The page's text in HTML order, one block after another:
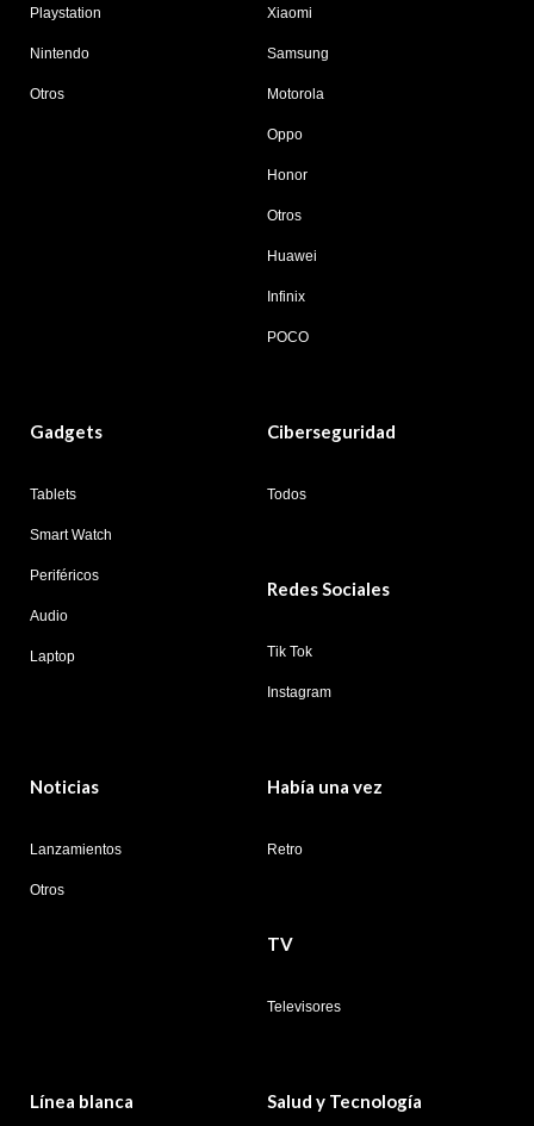
Playstation
Nintendo
Otros
Xiaomi
Samsung
Motorola
Oppo
Honor
Otros
Huawei
Infinix
POCO
Gadgets
Tablets
Smart Watch
Periféricos
Audio
Laptop
Ciberseguridad
Todos
Redes Sociales
Tik Tok
Instagram
Noticias
Lanzamientos
Otros
Había una vez
Retro
TV
Televisores
Línea blanca Salud y Tecnología